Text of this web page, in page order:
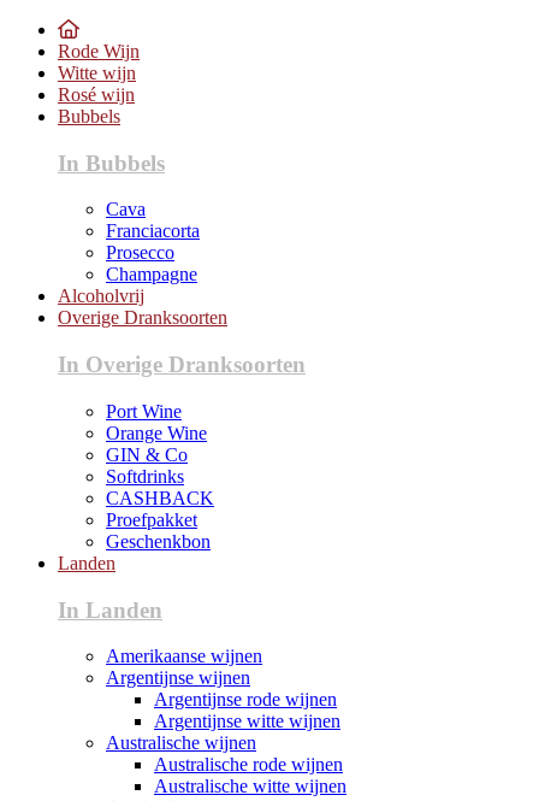
Rode Wijn
Witte wijn
Rosé wijn
Bubbels
In Bubbels
Cava
Franciacorta
Prosecco
Champagne
Alcoholvrij
Overige Dranksoorten
In Overige Dranksoorten
Port Wine
Orange Wine
GIN & Co
Softdrinks
CASHBACK
Proefpakket
Geschenkbon
Landen
In Landen
Amerikaanse wijnen
Argentijnse wijnen
Argentijnse rode wijnen
Argentijnse witte wijnen
Australische wijnen
Australische rode wijnen
Australische witte wijnen